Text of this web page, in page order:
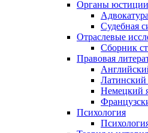
Органы юстиции
Судебная
Отраслевые
Сборник
Правовая
Латинский
Немецкий
Психология